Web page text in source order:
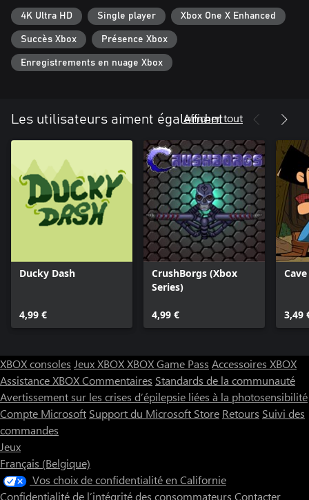
4K Ultra HD Single player Xbox One X Enhanced
Succès Xbox Présence Xbox
Enregistrements en nuage Xbox
Les utilisateurs aiment également
Afficher tout
Ducky Dash
4,99 €
CrushBorgs (Xbox
Series)
4,99 € 3,49
XBOX consoles Jeux XBOXXBOX Game Pass Accessoires XBOX
Assistance XBOXCommentaires Standards de la communauté
Avertissement sur les crises d’épilepsie liées à la photosensibilité
Compte Microsoft Support du Microsoft Store Retours Suivi des
commandes
Jeux
Français (Belgique)
Vos choix de confidentialité en Californie
Confidentialité de l’intégrité des consommateurs Contacter